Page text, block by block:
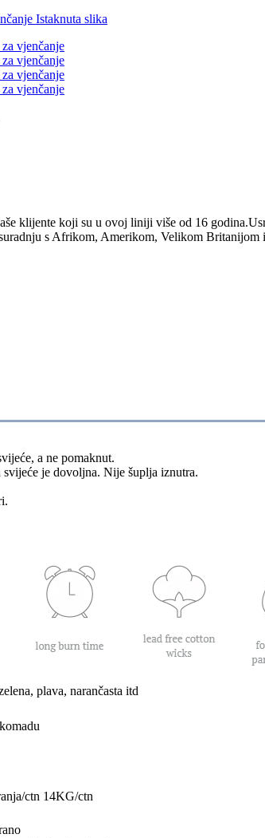
klijente koji su u ovoj liniji više od 16
s Afrikom, Amerikom, Velikom
a ne pomaknut.
je dovoljna. Nije šuplja iznutra.
plava, narančasta itd
ctn 14KG/ctn